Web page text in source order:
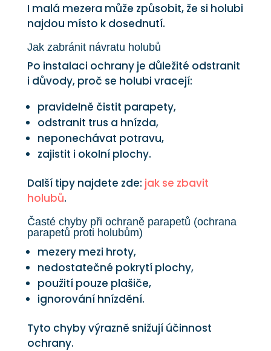
I malá mezera může způsobit, že si holubi
najdou místo k dosednutí.
Jak zabránit návratu holubů
Po instalaci ochrany je důležité odstranit
i důvody, proč se holubi vracejí:
pravidelně čistit parapety,
odstranit trus a hnízda,
neponechávat potravu,
zajistit i okolní plochy.
Další tipy najdete zde: jak se zbavit
holubů.
Časté chyby při ochraně parapetů (ochrana
parapetů proti holubům)
mezery mezi hroty,
nedostatečné pokrytí plochy,
použití pouze plašiče,
ignorování hnízdění.
Tyto chyby výrazně snižují účinnost
ochrany.